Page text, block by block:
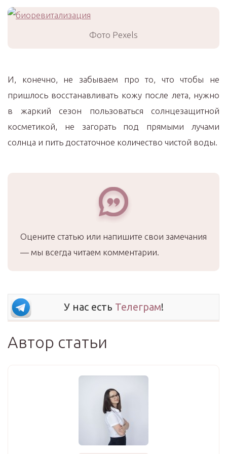
Фото Pexels
И, конечно, не забываем про то, что чтобы не
пришлось восстанавливать кожу после лета, нужно
в жаркий сезон пользоваться солнцезащитной
косметикой, не загорать под прямыми лучами
солнца и пить достаточное количество чистой воды.
Оцените статью или напишите свои замечания
— мы всегда читаем комментарии.
У нас есть Телеграм!
Автор статьи